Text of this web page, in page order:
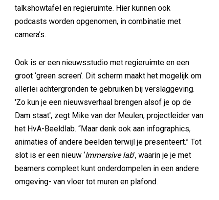
talkshowtafel en regieruimte. Hier kunnen ook
podcasts worden opgenomen, in combinatie met
camera’s.
Ook is er een nieuwsstudio met regieruimte en een
groot ‘green screen’. Dit scherm maakt het mogelijk om
allerlei achtergronden te gebruiken bij verslaggeving.
'Zo kun je een nieuwsverhaal brengen alsof je op de
Dam staat', zegt Mike van der Meulen, projectleider van
het HvA-Beeldlab. “Maar denk ook aan infographics,
animaties of andere beelden terwijl je presenteert.” Tot
slot is er een nieuw ‘Immersive lab’, waarin je je met
beamers compleet kunt onderdompelen in een andere
omgeving- van vloer tot muren en plafond.